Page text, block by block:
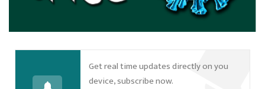
Get real time updates directly on you
device, subscribe now.